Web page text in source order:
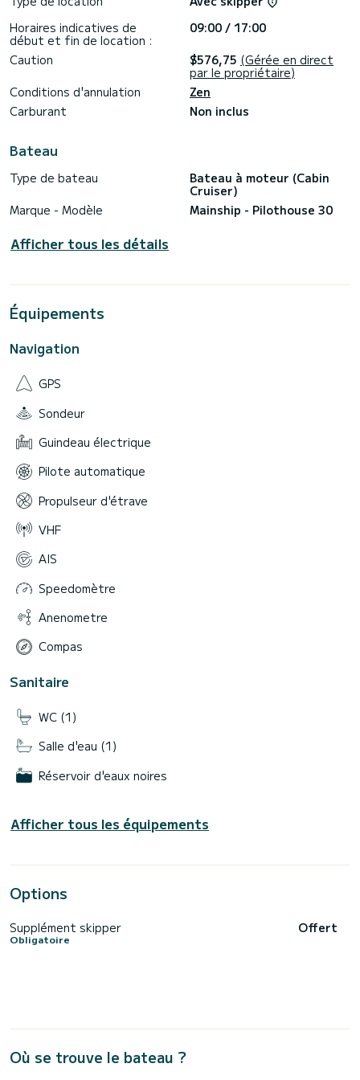
Beneteau 37 (6 pax)
Horaires indicatives de
début et fin de location :
09:00 / 17:00
Caution
$576,75 (Gérée en direct
par le propriétaire)
Conditions d'annulation
Zen
Carburant
Non inclus
Bateau
Type de bateau
Bateau à moteur (Cabin
Cruiser)
Marque - Modèle
Mainship - Pilothouse 30
Afficher tous les détails
Équipements
Navigation
GPS
Sondeur
Guindeau électrique
Pilote automatique
Propulseur d'étrave
VHF
AIS
Speedomètre
Anenometre
Compas
Sanitaire
WC (1)
Salle d'eau (1)
Réservoir d'eaux noires
Afficher tous les équipements
Options
Supplément skipper
Obligatoire
Offert
Où se trouve le bateau ?